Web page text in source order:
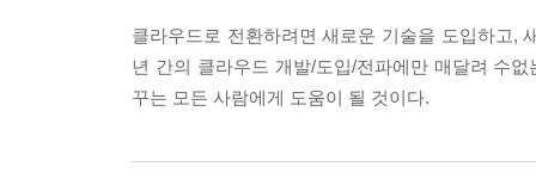
클라우드로 전환하려면 새로운 기술을 도입하고,
년 간의 클라우드 개발/도입/전파에만 매달려 수
꾸는 모든 사람에게 도움이 될 것이다.